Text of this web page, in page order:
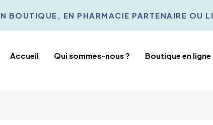
EN PHARMACIE PARTENAIRE OU
Accueil Qui sommes-nous ? Boutique en ligne